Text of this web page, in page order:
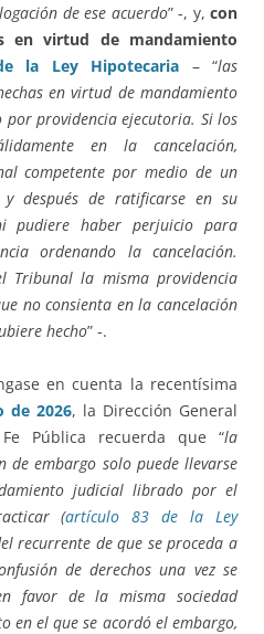
de ese acuerdo” -, y, con
en virtud de mandamiento
la Ley Hipotecaria – “las
en virtud de mandamiento
providencia ejecutoria. Si los
en la cancelación,
competente por medio de un
y después de ratificarse en su
pudiere haber perjuicio para
ordenando la cancelación.
Tribunal la misma providencia
no consienta en la cancelación
hecho” -.
en cuenta la recentísima
de 2026, la Dirección General
Pública recuerda que “la
de embargo solo puede llevarse
judicial librado por el
(artículo 83 de la Ley
recurrente de que se proceda a
de derechos una vez se
favor de la misma sociedad
en el que se acordó el embargo,